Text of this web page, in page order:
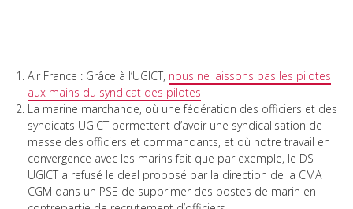
Air France : Grâce à l’UGICT, nous ne laissons pas les pilotes
aux mains du syndicat des pilotes
La marine marchande, où une fédération des officiers et des
syndicats UGICT permettent d’avoir une syndicalisation de
masse des officiers et commandants, et où notre travail en
convergence avec les marins fait que par exemple, le DS
UGICT a refusé le deal proposé par la direction de la CMA
CGM dans un PSE de supprimer des postes de marin en